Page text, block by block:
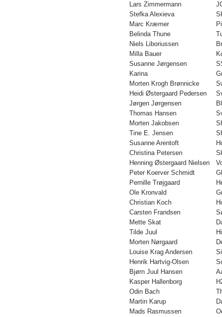
Lars Zimmermann
Stefka Alexieva
Marc Kræmer
Belinda Thune
Niels Liboriussen
Milla Bauer
Susanne Jørgensen
Karina
Morten Krogh Brønnicke
Heidi Østergaard Pedersen
Jørgen Jørgensen
Thomas Hansen
Morten Jakobsen
Tine E. Jensen
Susanne Arentoft
Christina Petersen
Henning Østergaard Nielsen
Peter Koerver Schmidt
Pernille Trøjgaard
Ole Kronvald
Christian Koch
Carsten Frandsen
Mette Skat
Tilde Juul
Morten Nørgaard
Louise Krag Andersen
Henrik Hartvig-Olsen
Bjørn Juul Hansen
Kasper Hallenborg
Odin Bach
Martin Karup
Mads Rasmussen